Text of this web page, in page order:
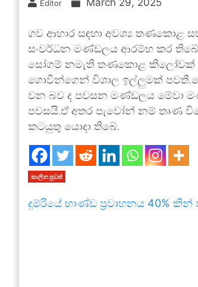
Editor March 29, 2025
ගව ආහාර සඳහා අවශ්‍ය තණකොළ
සංවර්ධන මණ්ඩලය ආරම්භ කර
සෝගම් නමැති තණකොළ කිලෝවක්
ගොවීන්ගෙන් විශාල ඉල්ලුමක්
වන බව ද පවසන මණ්ඩලය මේවා
පවසයි.ඒ අතර පැවෝන් නම් තෘණ
කටයුතු යොදා තිබේ.
කාලීන පුවත්
දුම්රියේ භාණ්ඩ ප්‍රවාහනය 40% කින්